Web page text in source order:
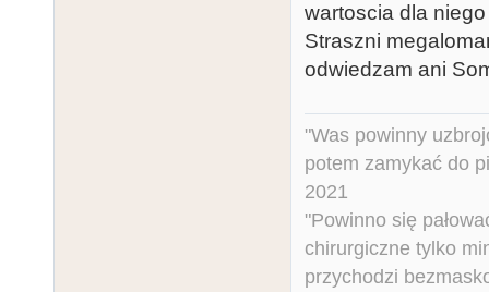
wartoscia dla
Straszni
odwiedzam ani
"Was powinny
potem zamykać do
2021
"Powinno się
chirurgiczne tylko
przychodzi